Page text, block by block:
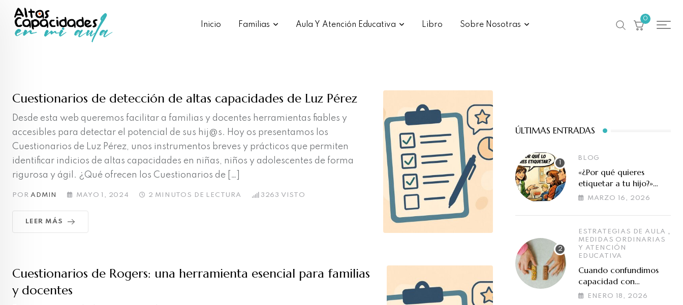
Skip
content
Inicio Familias Aula Y Atención Educativa Libro Sobre Nosotras
0
Cuestionarios de detección de altas capacidades de Luz Pérez
Desde esta web queremos facilitar a familias y docentes herramientas fiables y
accesibles para detectar el potencial de sus hij@s. Hoy os presentamos los
Cuestionarios de Luz Pérez, unos instrumentos breves y prácticos que permiten
identificar indicios de altas capacidades en niñas, niños y adolescentes de forma
rigurosa y ágil. ¿Qué ofrecen los Cuestionarios de […]
PORADMIN MAYO 1, 2024 2 MINUTOS DE LECTURA 3263 VISTO
LEER MÁS
Cuestionarios de Rogers: una herramienta esencial para familias
y docentes
ÚLTIMAS ENTRADAS
BLOG
«¿Por qué quieres
etiquetar a tu hijo?»
Cuando la evaluación
malinterpreta
MARZO 16, 2026
ESTRATEGIAS DE AULA ,
MEDIDAS ORDINARIAS
Y ATENCIÓN
EDUCATIVA
Cuando confundimos
capacidad con
preferencias de
ENERO 18, 2026